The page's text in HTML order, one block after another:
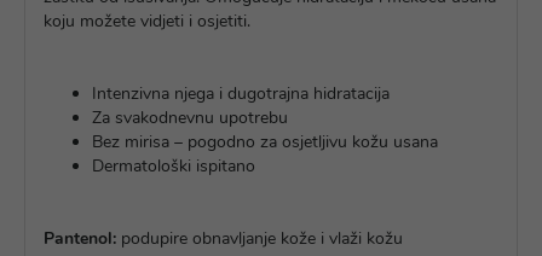
koju možete vidjeti i osjetiti.
Intenzivna njega i dugotrajna hidratacija
Za svakodnevnu upotrebu
Bez mirisa – pogodno za osjetljivu kožu usana
Dermatološki ispitano
Pantenol: podupire obnavljanje kože i vlaži kožu